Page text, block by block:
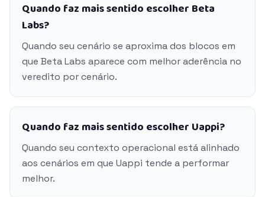
Quando faz mais sentido escolher Beta
Labs?
Quando seu cenário se aproxima dos blocos em
que Beta Labs aparece com melhor aderência no
veredito por cenário.
Quando faz mais sentido escolher Uappi?
Quando seu contexto operacional está alinhado
aos cenários em que Uappi tende a performar
melhor.